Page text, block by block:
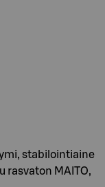
stabilointiaine
rasvaton MAITO,